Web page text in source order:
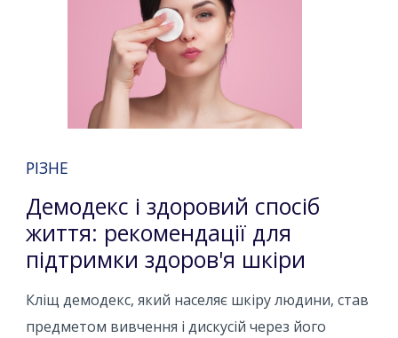
РІЗНЕ
Демодекс і здоровий спосіб
життя: рекомендації для
підтримки здоров'я шкіри
Кліщ демодекс, який населяє шкіру людини, став
предметом вивчення і дискусій через його